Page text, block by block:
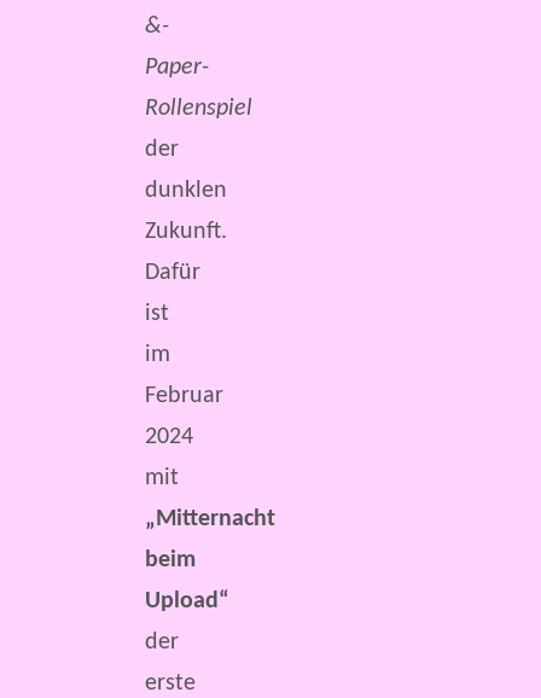
&-
Paper-
Rollenspiel
der
dunklen
Zukunft.
Dafür
ist
im
Februar
2024
mit
„Mitternacht
beim
Upload“
der
erste